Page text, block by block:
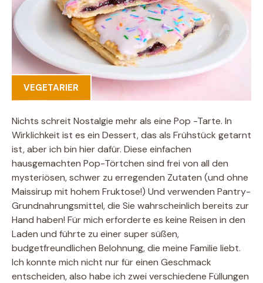
VEGETARIER
Nichts schreit Nostalgie mehr als eine Pop -Tarte. In
Wirklichkeit ist es ein Dessert, das als Frühstück getarnt
ist, aber ich bin hier dafür. Diese einfachen
hausgemachten Pop-Törtchen sind frei von all den
mysteriösen, schwer zu erregenden Zutaten (und ohne
Maissirup mit hohem Fruktose!) Und verwenden Pantry-
Grundnahrungsmittel, die Sie wahrscheinlich bereits zur
Hand haben! Für mich erforderte es keine Reisen in den
Laden und führte zu einer super süßen,
budgetfreundlichen Belohnung, die meine Familie liebt.
Ich konnte mich nicht nur für einen Geschmack
entscheiden, also habe ich zwei verschiedene Füllungen